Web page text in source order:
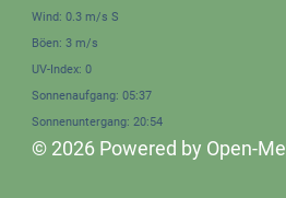
Wind: 0.3 m/s S
Böen: 3 m/s
UV-Index: 0
Sonnenaufgang: 05:37
Sonnenuntergang: 20:54
© 2026 Powered by Open-